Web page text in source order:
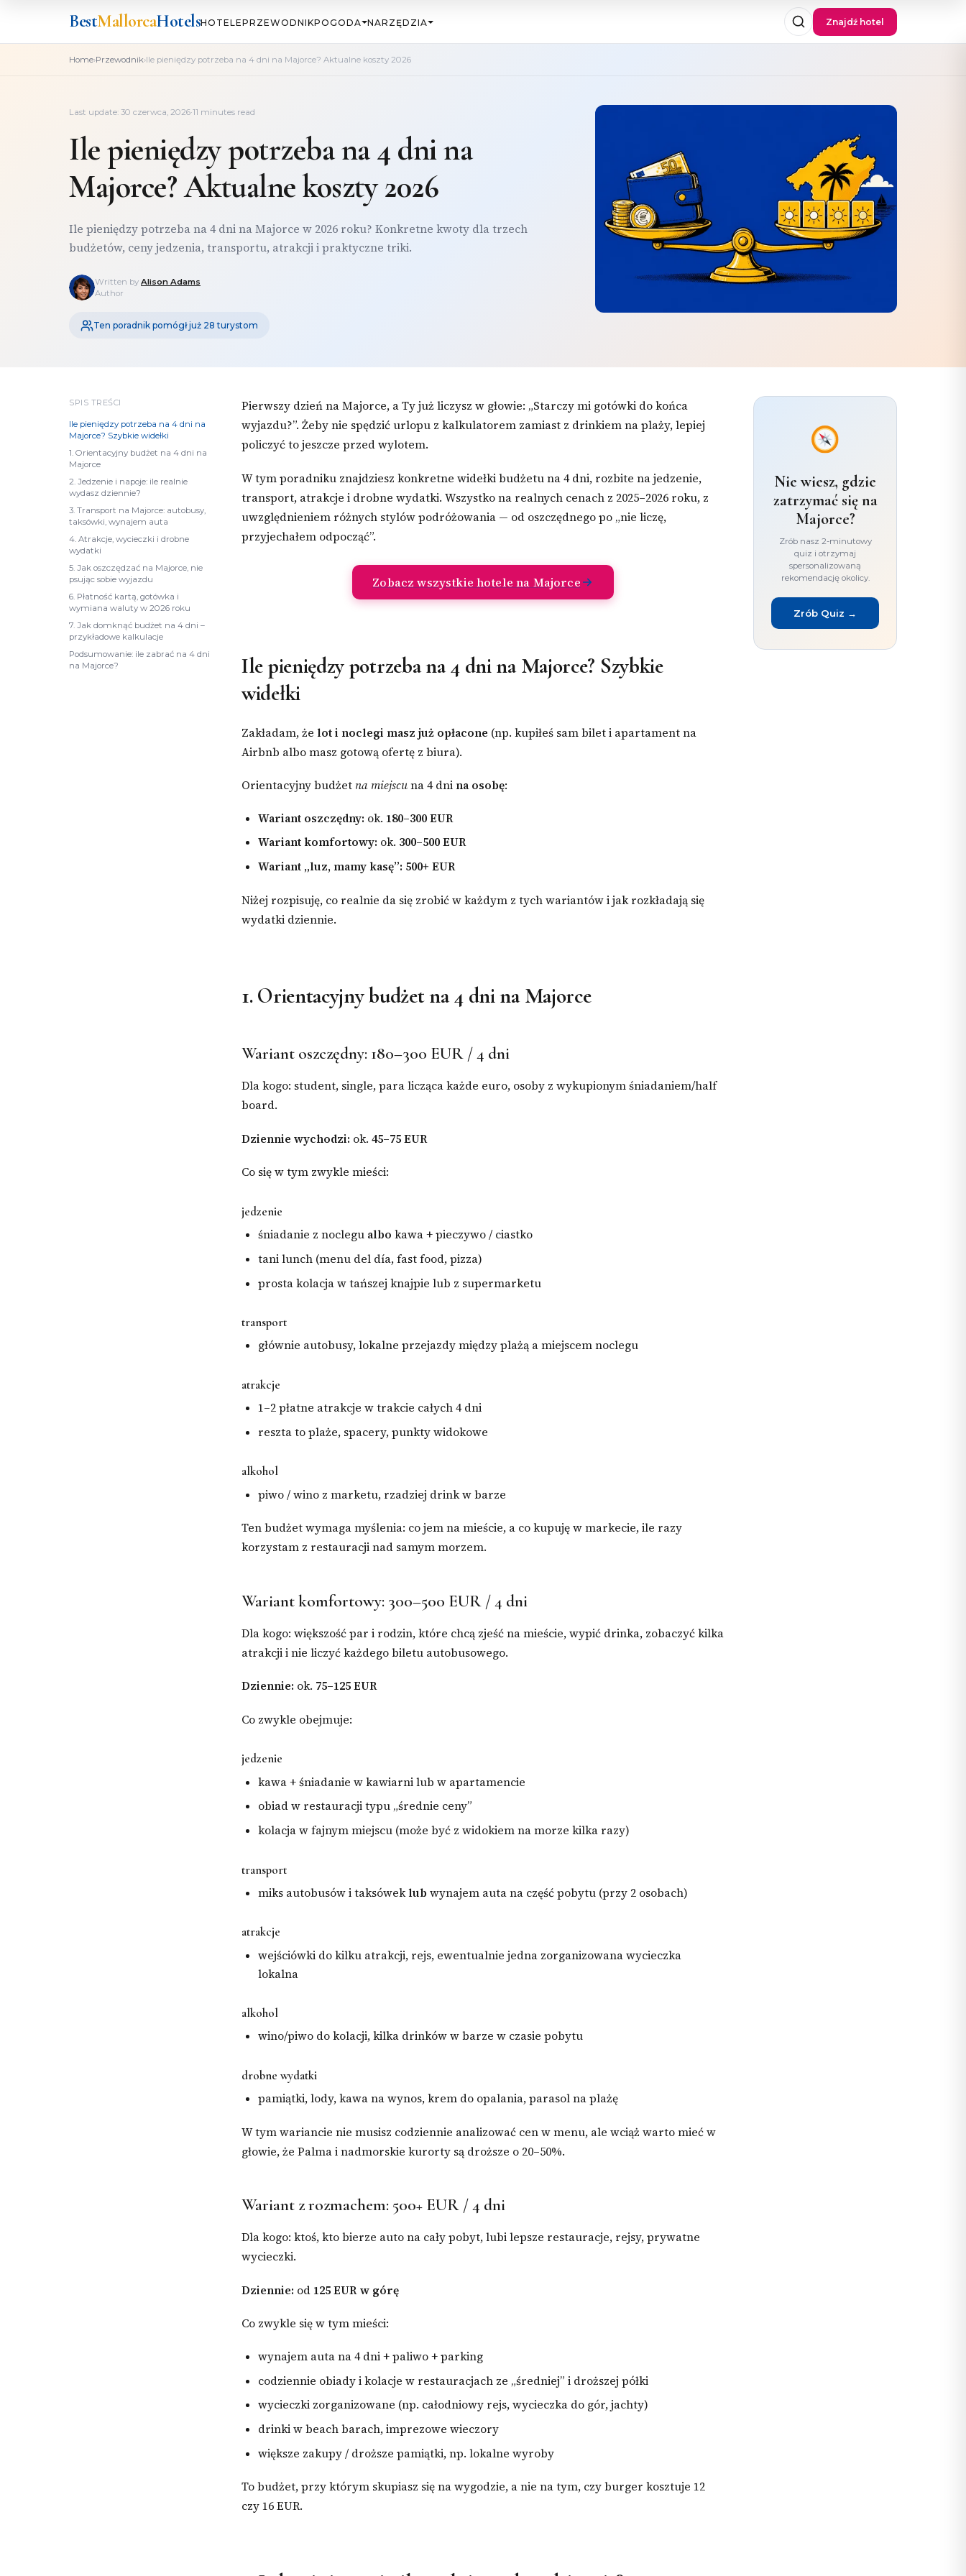
BestMallorcaHotelsHOTELEPRZEWODNIKPOGODA NARZĘDZIA Znajdź hotel
Home›Przewodnik›Ile pieniędzy potrzeba na 4 dni na Majorce? Aktualne koszty 2026
Last update: 30 czerwca, 2026·11 minutes read
Ile pieniędzy potrzeba na 4 dni na
Majorce? Aktualne koszty 2026
Ile pieniędzy potrzeba na 4 dni na Majorce w 2026 roku? Konkretne kwoty dla trzech
budżetów, ceny jedzenia, transportu, atrakcji i praktyczne triki.
Written by Alison Adams
Author
Ten poradnik pomógł już 28 turystom
SPIS TREŚCI
Ile pieniędzy potrzeba na 4 dni na
Majorce? Szybkie widełki
1. Orientacyjny budżet na 4 dni na
Majorce
2. Jedzenie i napoje: ile realnie
wydasz dziennie?
3. Transport na Majorce: autobusy,
taksówki, wynajem auta
4. Atrakcje, wycieczki i drobne
wydatki
5. Jak oszczędzać na Majorce, nie
psując sobie wyjazdu
6. Płatność kartą, gotówka i
wymiana waluty w 2026 roku
7. Jak domknąć budżet na 4 dni –
przykładowe kalkulacje
Podsumowanie: ile zabrać na 4 dni
na Majorce?
Pierwszy dzień na Majorce, a Ty już liczysz w głowie: „Starczy mi gotówki do końca
wyjazdu?”. Żeby nie spędzić urlopu z kalkulatorem zamiast z drinkiem na plaży, lepiej
policzyć to jeszcze przed wylotem.
W tym poradniku znajdziesz konkretne widełki budżetu na 4 dni, rozbite na jedzenie,
transport, atrakcje i drobne wydatki. Wszystko na realnych cenach z 2025–2026 roku, z
uwzględnieniem różnych stylów podróżowania — od oszczędnego po „nie liczę,
przyjechałem odpocząć”.
Zobacz wszystkie hotele na Majorce
Ile pieniędzy potrzeba na 4 dni na Majorce? Szybkie
widełki
Zakładam, że lot i noclegi masz już opłacone (np. kupiłeś sam bilet i apartament na
Airbnb albo masz gotową ofertę z biura).
Orientacyjny budżet na miejscuna 4 dni na osobę:
Wariant oszczędny: ok. 180–300 EUR
Wariant komfortowy: ok. 300–500 EUR
Wariant „luz, mamy kasę”: 500+ EUR
Niżej rozpisuję, co realnie da się zrobić w każdym z tych wariantów i jak rozkładają się
wydatki dziennie.
1. Orientacyjny budżet na 4 dni na Majorce
Wariant oszczędny: 180–300 EUR / 4 dni
Dla kogo: student, single, para licząca każde euro, osoby z wykupionym śniadaniem/half
board.
Dziennie wychodzi: ok. 45–75 EUR
Co się w tym zwykle mieści:
jedzenie
śniadanie z noclegu albo kawa + pieczywo / ciastko
tani lunch (menu del día, fast food, pizza)
prosta kolacja w tańszej knajpie lub z supermarketu
transport
głównie autobusy, lokalne przejazdy między plażą a miejscem noclegu
atrakcje
1–2 płatne atrakcje w trakcie całych 4 dni
reszta to plaże, spacery, punkty widokowe
alkohol
piwo / wino z marketu, rzadziej drink w barze
Ten budżet wymaga myślenia: co jem na mieście, a co kupuję w markecie, ile razy
korzystam z restauracji nad samym morzem.
Wariant komfortowy: 300–500 EUR / 4 dni
Dla kogo: większość par i rodzin, które chcą zjeść na mieście, wypić drinka, zobaczyć kilka
atrakcji i nie liczyć każdego biletu autobusowego.
Dziennie: ok. 75–125 EUR
Co zwykle obejmuje:
jedzenie
kawa + śniadanie w kawiarni lub w apartamencie
obiad w restauracji typu „średnie ceny”
kolacja w fajnym miejscu (może być z widokiem na morze kilka razy)
transport
miks autobusów i taksóweklub wynajem auta na część pobytu (przy 2 osobach)
atrakcje
wejściówki do kilku atrakcji, rejs, ewentualnie jedna zorganizowana wycieczka
lokalna
alkohol
wino/piwo do kolacji, kilka drinków w barze w czasie pobytu
drobne wydatki
pamiątki, lody, kawa na wynos, krem do opalania, parasol na plażę
W tym wariancie nie musisz codziennie analizować cen w menu, ale wciąż warto mieć w
głowie, że Palma i nadmorskie kurorty są droższe o 20–50%.
Wariant z rozmachem: 500+ EUR / 4 dni
Dla kogo: ktoś, kto bierze auto na cały pobyt, lubi lepsze restauracje, rejsy, prywatne
wycieczki.
Dziennie: od 125 EUR w górę
Co zwykle się w tym mieści:
wynajem auta na 4 dni + paliwo + parking
codziennie obiady i kolacje w restauracjach ze „średniej” i droższej półki
wycieczki zorganizowane (np. całodniowy rejs, wycieczka do gór, jachty)
drinki w beach barach, imprezowe wieczory
większe zakupy / droższe pamiątki, np. lokalne wyroby
To budżet, przy którym skupiasz się na wygodzie, a nie na tym, czy burger kosztuje 12
czy 16 EUR.
Nie wiesz, gdzie
zatrzymać się na
Majorce?
Zrób nasz 2-minutowy
quiz i otrzymaj
spersonalizowaną
rekomendację okolicy.
Zrób Quiz →